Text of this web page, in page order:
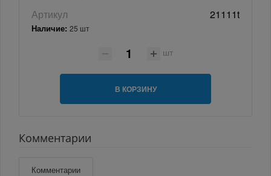
Артикул 21111t
Наличие: 25 шт
шт
В КОРЗИНУ
Комментарии
Комментарии